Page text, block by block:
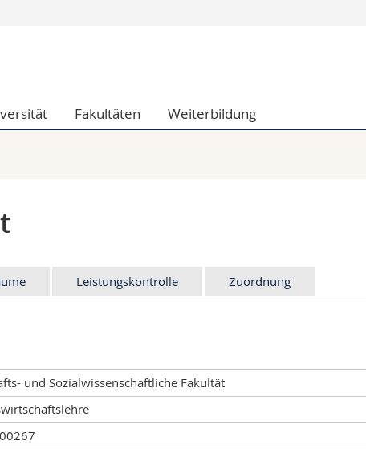
Sozialwissenschaftliche Fak.
Fak.
Forschende
Fakultäten Weiterbildung
Leistungskontrolle Zuordnung
und Sozialwissenschaftliche Fakultät